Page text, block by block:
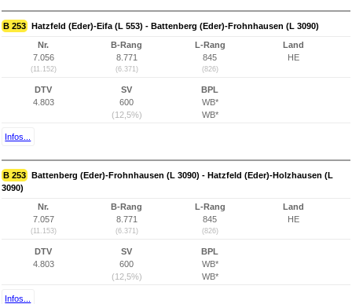
B 253 Hatzfeld (Eder)-Eifa (L 553) - Battenberg (Eder)-Frohnhausen (L 3090)
Nr.
7.056
(11.152)
B-Rang
8.771
(6.371)
L-Rang
845
(826)
Land
HE
DTV
4.803
SV
600
(12,5%)
BPL
WB*
WB*
Infos...
B 253 Battenberg (Eder)-Frohnhausen (L 3090) - Hatzfeld (Eder)-Holzhausen (L
3090)
Nr.
7.057
(11.153)
B-Rang
8.771
(6.371)
L-Rang
845
(826)
Land
HE
DTV
4.803
SV
600
(12,5%)
BPL
WB*
WB*
Infos...